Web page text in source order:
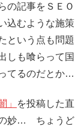
の記事をＳＥＯ
込むような施策
という点も問題
しも喰らって国
てるのだとか…
」
を投稿した直
の妙… ちょうど